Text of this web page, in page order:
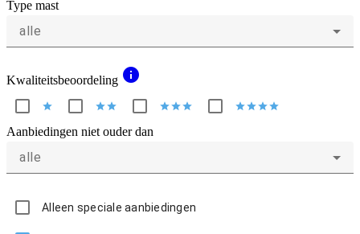
Type mast
alle
Kwaliteitsbeoordeling info
star starstar starstarstar starstarstarstar
Aanbiedingen niet ouder dan
alle
Alleen speciale aanbiedingen